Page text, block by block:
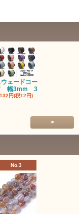
ウェードコー
幅3mm 3
132円(税12円)
>
No.3